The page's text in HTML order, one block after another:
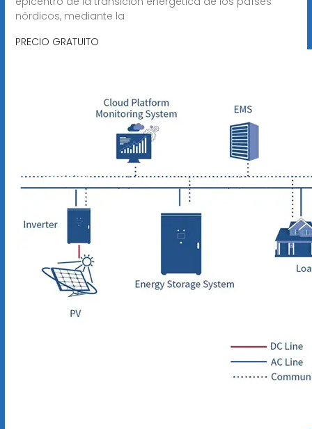
nórdicos, mediante la
PRECIO GRATUITO